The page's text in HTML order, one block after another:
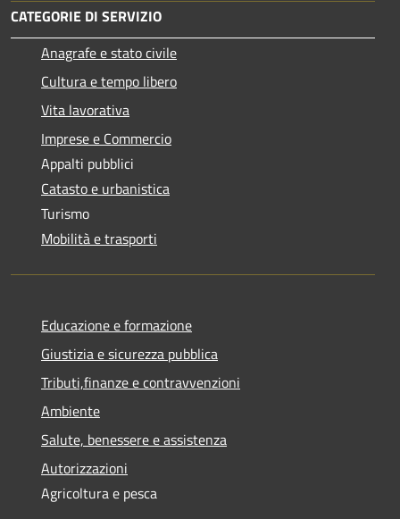
CATEGORIE DI SERVIZIO
Anagrafe e stato civile
Cultura e tempo libero
Vita lavorativa
Imprese e Commercio
Appalti pubblici
Catasto e urbanistica
Turismo
Mobilità e trasporti
Educazione e formazione
Giustizia e sicurezza pubblica
Tributi,finanze e contravvenzioni
Ambiente
Salute, benessere e assistenza
Autorizzazioni
Agricoltura e pesca